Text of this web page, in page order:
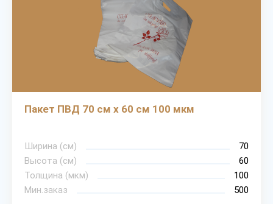
Пакет ПВД 70 см х 60 см 100 мкм
Ширина (см)
70
Высота (см)
60
Толщина (мкм)
100
Мин.заказ
500